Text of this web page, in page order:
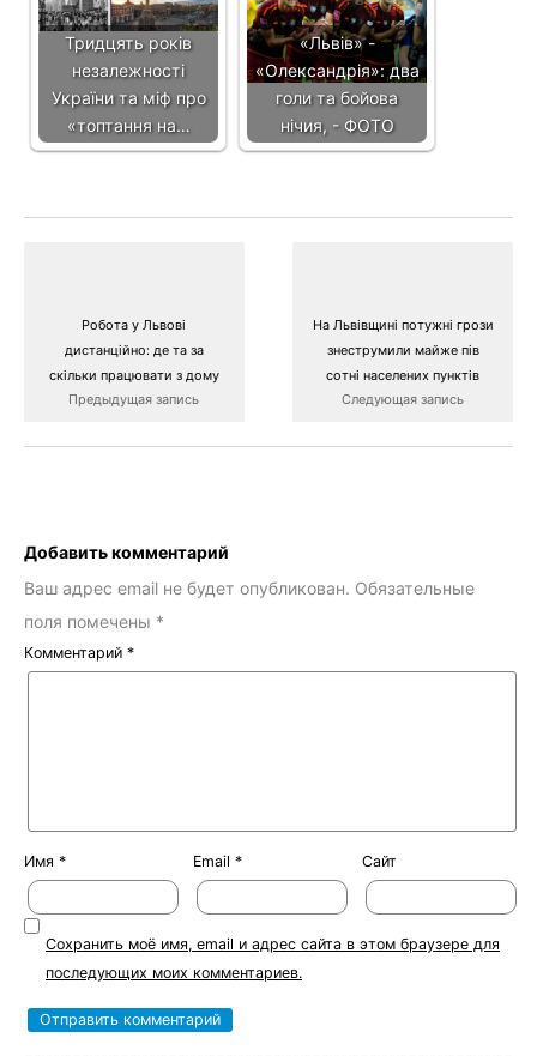
Тридцять років
незалежності
України та міф про
«топтання на…
«Львів» -
«Олександрія»: два
голи та бойова
нічия, - ФОТО
Робота у Львові
дистанційно: де та за
скільки працювати з дому
Предыдущая запись
На Львівщині потужні грози
знеструмили майже пів
сотні населених пунктів
Следующая запись
Добавить комментарий
Ваш адрес email не будет опубликован. Обязательные
поля помечены *
Комментарий *
Имя * Email * Сайт
Сохранить моё имя, email и адрес сайта в этом браузере для
последующих моих комментариев.